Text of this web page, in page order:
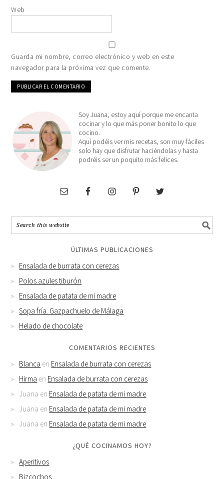
Web
Guarda mi nombre, correo electrónico y web en este
navegador para la próxima vez que comente.
Soy Juana, estoy aquí porque me encanta
cocinar y lo que más poner bonito lo que
cocino.
Aquí podéis ver mis recetas, son muy fáciles
solo hay que disfrutar haciéndolas y hasta
podréis ser un poquito más felices.
ÚLTIMAS PUBLICACIONES
Ensalada de burrata con cerezas
Polos azules tiburón
Ensalada de patata de mi madre
Sopa fría. Gazpachuelo de Málaga
Helado de chocolate
COMENTARIOS RECIENTES
Blanca en Ensalada de burrata con cerezas
Hirma en Ensalada de burrata con cerezas
Juana en Ensalada de patata de mi madre
Juana en Ensalada de patata de mi madre
Juana en Ensalada de patata de mi madre
¿QUÉ COCINAMOS HOY?
Aperitivos
Bizcochos